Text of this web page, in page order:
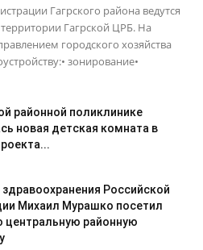
Гагрского района ведутся
Гагрской ЦРБ. На
городского хозяйства
зонирование•
районной поликлинике
новая детская комната в
Российской
Михаил Мурашко посетил
центральную районную